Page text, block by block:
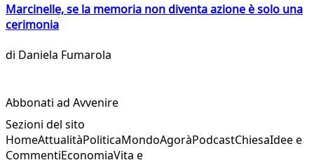
Marcinelle, se la memoria non diventa azione è solo una
cerimonia
di Daniela Fumarola
Abbonati ad Avvenire
Sezioni del sito
HomeAttualitàPoliticaMondoAgoràPodcastChiesaIdee e
CommentiEconomiaVita e